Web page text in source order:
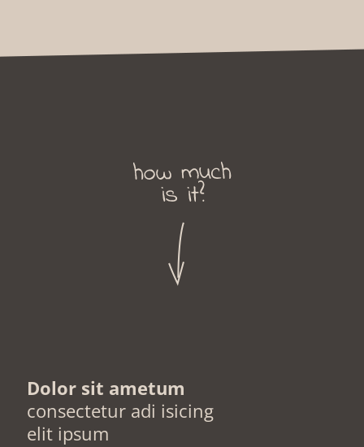
Dolor sit ametum
consectetur adi isicing
elit ipsum